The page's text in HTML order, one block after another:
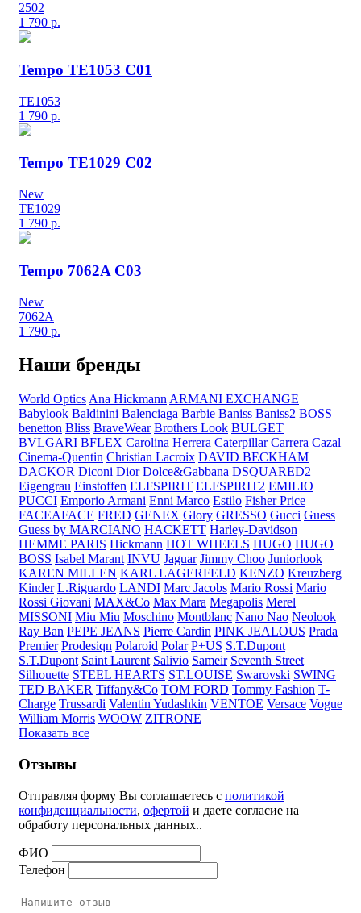
2502
1 790 р.
Tempo TE1053 C01
TE1053
1 790 р.
Tempo TE1029 C02
New
TE1029
1 790 р.
Tempo 7062A C03
New
7062A
1 790 р.
Наши бренды
World Optics Ana Hickmann ARMANI EXCHANGE
Babylook Baldinini Balenciaga Barbie Baniss Baniss2 BOSS
benetton Bliss BraveWear Brothers Look BULGET
BVLGARI BFLEX Carolina Herrera Caterpillar Carrera Cazal
Cinema-Quentin Christian Lacroix DAVID BECKHAM
DACKOR Diconi Dior Dolce&Gabbana DSQUARED2
Eigengrau Einstoffen ELFSPIRIT ELFSPIRIT2 EMILIO
PUCCI Emporio Armani Enni Marco Estilo Fisher Price
FACEAFACE FRED GENEX Glory GRESSO Gucci Guess
Guess by MARCIANO HACKETT Harley-Davidson
HEMME PARIS Hickmann HOT WHEELS HUGO HUGO
BOSS Isabel Marant INVU Jaguar Jimmy Choo Juniorlook
KAREN MILLEN KARL LAGERFELD KENZO Kreuzberg
Kinder L.Riguardo LANDI Marc Jacobs Mario Rossi Mario
Rossi Giovani MAX&Co Max Mara Megapolis Merel
MISSONI Miu Miu Moschino Montblanc Nano Nao Neolook
Ray Ban PEPE JEANS Pierre Cardin PINK JEALOUS Prada
Premier Prodesiqn Polaroid Polar P+US S.T.Dupont
S.T.Dupont Saint Laurent Salivio Sameir Seventh Street
Silhouette STEEL HEARTS ST.LOUISE Swarovski SWING
TED BAKER Tiffany&Co TOM FORD Tommy Fashion T-
Charge Trussardi Valentin Yudashkin VENTOE Versace Vogue
William Morris WOOW ZITRONE
Показать все
Отзывы
Отправляя форму Вы соглашаетесь с политикой
конфиденциальности, офертой и даете согласие на
обработу персональных данных..
ФИО
Телефон